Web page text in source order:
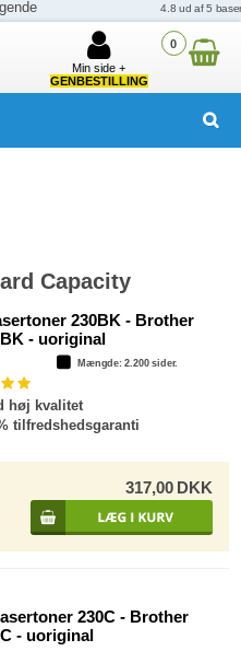
0
Min side +
GENBESTILLING
Capacity
230BK - Brother
- uoriginal
Mængde: 2.200 sider.
høj kvalitet
tilfredshedsgaranti
317,00 DKK
230C - Brother
- uoriginal